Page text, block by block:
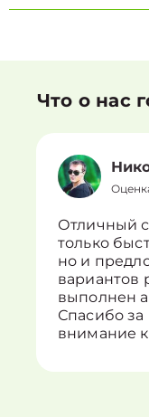
Что о нас
Отличный
только
но и
вариантов
выполнен
Спасибо
внимание